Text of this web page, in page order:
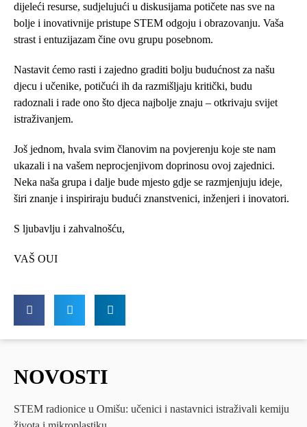
dijeleći resurse, sudjelujući u diskusijama potičete nas sve na
bolje i inovativnije pristupe STEM odgoju i obrazovanju. Vaša
strast i entuzijazam čine ovu grupu posebnom.
Nastavit ćemo rasti i zajedno graditi bolju budućnost za našu
djecu i učenike, potičući ih da razmišljaju kritički, budu
radoznali i rade ono što djeca najbolje znaju – otkrivaju svijet
istraživanjem.
Još jednom, hvala svim članovim na povjerenju koje ste nam
ukazali i na vašem neprocjenjivom doprinosu ovoj zajednici.
Neka naša grupa i dalje bude mjesto gdje se razmjenjuju ideje,
širi znanje i inspiriraju budući znanstvenici, inženjeri i inovatori.
S ljubavlju i zahvalnošću,
VAŠ OUI
NOVOSTI
STEM radionice u Omišu: učenici i nastavnici istraživali kemiju